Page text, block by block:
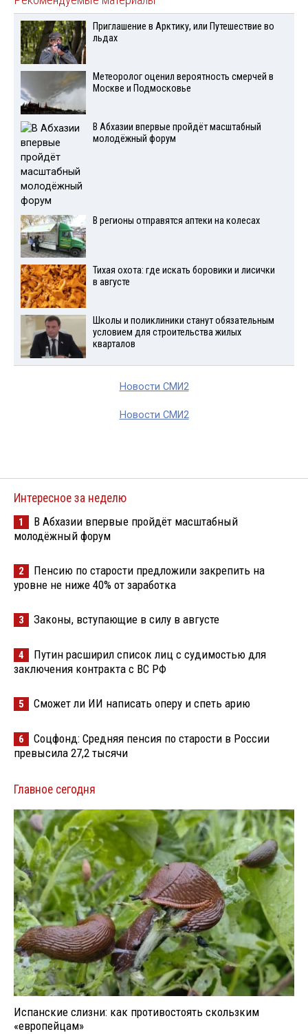
Приглашение в Арктику, или Путешествие во
льдах
Метеоролог оценил вероятность смерчей в
Москве и Подмосковье
В Абхазии впервые пройдёт масштабный
молодёжный форум
В регионы отправятся аптеки на колесах
Тихая охота: где искать боровики и лисички
в августе
Школы и поликлиники станут обязательным
условием для строительства жилых
кварталов
Новости СМИ2
Новости СМИ2
Интересное за неделю
1
В Абхазии впервые пройдёт масштабный
молодёжный форум
2
Пенсию по старости предложили закрепить на
уровне не ниже 40% от заработка
3 Законы, вступающие в силу в августе
4
Путин расширил список лиц с судимостью для
заключения контракта с ВС РФ
5 Сможет ли ИИ написать оперу и спеть арию
6
Соцфонд: Средняя пенсия по старости в России
превысила 27,2 тысячи
Главное сегодня
Испанские слизни: как противостоять скользким
«европейцам»